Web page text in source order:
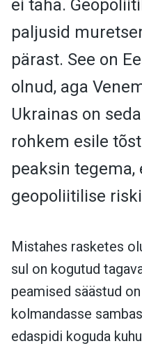
ei taha.
paljusid
pärast. See on
olnud, aga
Ukrainas on
rohkem esile
peaksin
geopoliitilise
Mistahes rasketes
sul on kogutud
peamised säästud
kolmandasse
edaspidi koguda